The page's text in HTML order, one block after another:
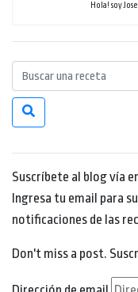
Hola! soy
Suscríbete al blog vía
Ingresa tu email para
notificaciones de las
Don't miss a post.